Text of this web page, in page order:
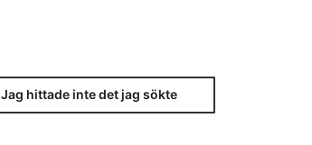
Jag hittade inte det jag sökte